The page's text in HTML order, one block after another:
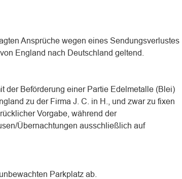
Ansprüche wegen eines Sendungsverlustes
England nach Deutschland geltend.
der Beförderung einer Partie Edelmetalle (Blei)
zu der Firma J. C. in H., und zwar zu fixen
Vorgabe, während der
Übernachtungen ausschließlich auf
Parkplatz ab.